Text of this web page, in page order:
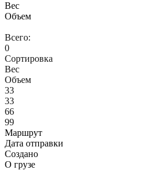
Вес
Объем
Всего:
0
Сортировка
Вес
Объем
33
33
66
99
Маршрут
Дата отправки
Создано
О грузе